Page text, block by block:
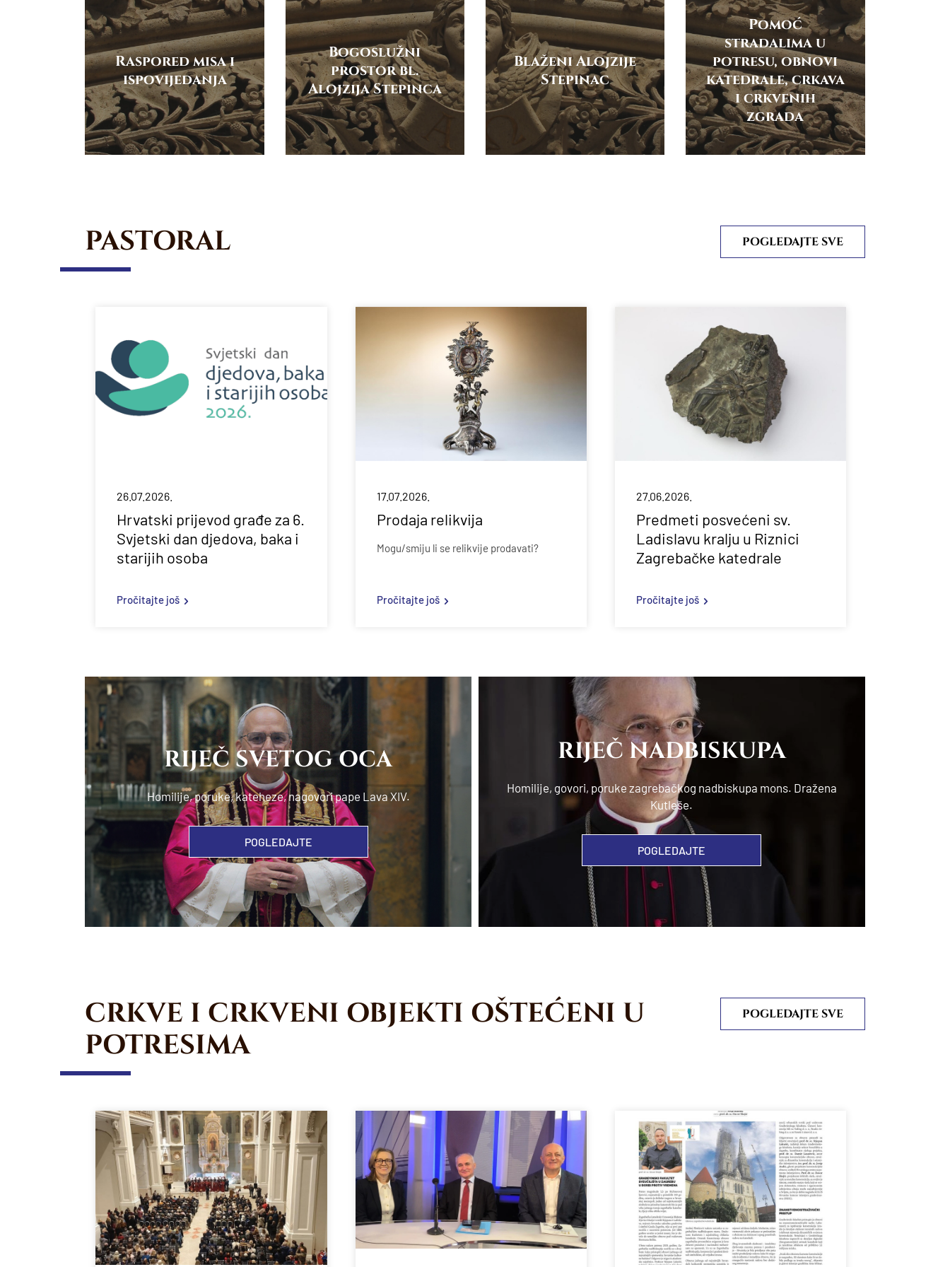
Raspored misa i
ispovijedanja
Bogoslužni
prostor bl.
Alojzija Stepinca
Blaženi Alojzije
Stepinac
Pomoć
stradalima u
potresu, obnovi
katedrale, crkava
i crkvenih
zgrada
PASTORAL POGLEDAJTE SVE
26.07.2026.
Hrvatski prijevod građe za 6.
Svjetski dan djedova, baka i
starijih osoba
Pročitajte još
17.07.2026.
Prodaja relikvija
Mogu/smiju li se relikvije prodavati?
Pročitajte još
27.06.2026.
Predmeti posvećeni sv.
Ladislavu kralju u Riznici
Zagrebačke katedrale
Pročitajte još
RIJEČ SVETOG OCA
Homilije, poruke, kateheze, nagovori pape Lava XIV.
POGLEDAJTE
RIJEČ NADBISKUPA
Homilije, govori, poruke zagrebačkog nadbiskupa mons. Dražena
Kutleše.
POGLEDAJTE
CRKVE I CRKVENI OBJEKTI OŠTEĆENI U
POTRESIMA
POGLEDAJTE SVE